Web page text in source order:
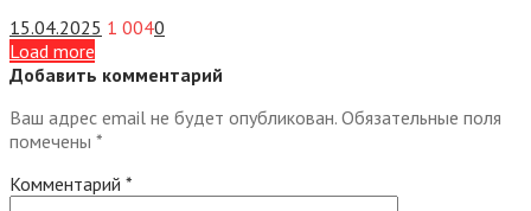
15.04.2025 1 0040
Load more
Добавить комментарий
Ваш адрес email не будет опубликован. Обязательные поля
помечены *
Комментарий *